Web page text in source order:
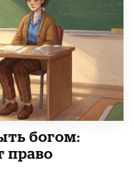
богом:
право